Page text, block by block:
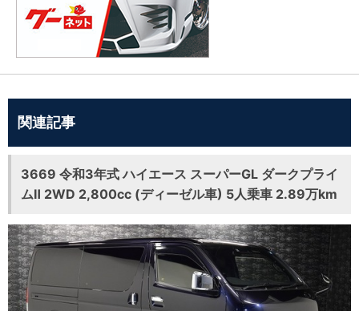
関連記事
3669 令和3年式 ハイエース スーパーGL ダークプライ
ムⅡ 2WD 2,800cc (ディーゼル車) 5人乗車 2.89万km